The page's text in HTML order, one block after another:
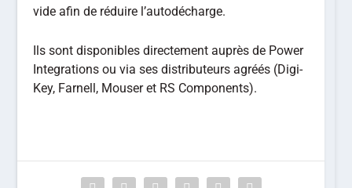
vide afin de réduire l’autodécharge.
Ils sont disponibles directement auprès de Power
Integrations ou via ses distributeurs agréés (Digi-
Key, Farnell, Mouser et RS Components).